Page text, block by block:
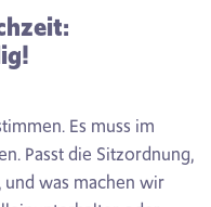
Es muss im
Passt die Sitzordnung,
und was machen wir